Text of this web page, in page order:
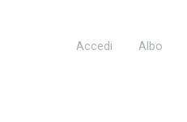
Accedi Albo